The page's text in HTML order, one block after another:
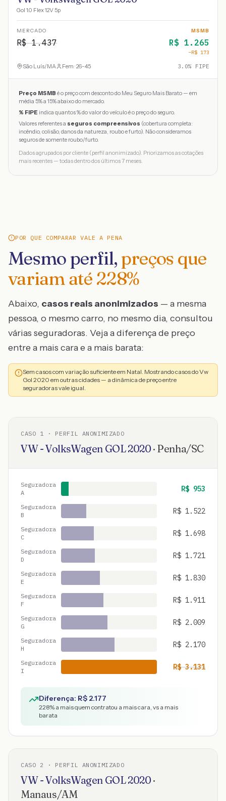
Gol 1.0 Flex 12V 5p
MERCADO
R$1.437
MSMB
R$ 1.265
−R$ 173
São Luís/MA Fem · 26-45 3.0% FIPE
Preço MSMB é o preço com desconto do Meu Seguro Mais Barato — em
média 5% a 15% abaixo do mercado.
% FIPE indica quantos % do valor do veículo é o preço do seguro.
Valores referentes a seguros compreensivos (cobertura completa:
incêndio, colisão, danos da natureza, roubo e furto). Não consideramos
seguros de somente roubo/furto.
Dados agrupados por cliente (perfil anonimizado). Priorizamos as cotações
mais recentes — todas dentro dos últimos 7 meses.
POR QUE COMPARAR VALE A PENA
Mesmo perfil, preços que
variam até 228%
Abaixo, casos reais anonimizados — a mesma
pessoa, o mesmo carro, no mesmo dia, consultou
várias seguradoras. Veja a diferença de preço
entre a mais cara e a mais barata:
Sem casos com variação suficiente em Natal. Mostrando casos do Vw
Gol 2020 em outras cidades — a dinâmica de preço entre
seguradoras vale igual.
CASO 1 · PERFIL ANONIMIZADO
VW - VolksWagen GOL2020· Penha/SC
Seguradora
A
R$ 953
Seguradora
B
R$ 1.522
Seguradora
C
R$ 1.698
Seguradora
D
R$ 1.721
Seguradora
E
R$ 1.830
Seguradora
F
R$ 1.911
Seguradora
G
R$ 2.009
Seguradora
H
R$ 2.170
Seguradora
I
R$3.131
Diferença: R$ 2.177
228% a mais quem contratou a mais cara, vs a mais
barata
CASO 2 · PERFIL ANONIMIZADO
VW - VolksWagen GOL2020·
Manaus/AM